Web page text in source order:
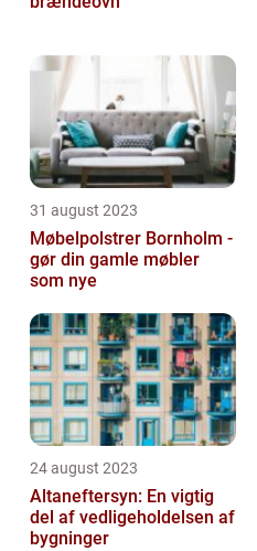
31 august 2023
Møbelpolstrer Bornholm -
gør din gamle møbler
som nye
24 august 2023
Altaneftersyn: En vigtig
del af vedligeholdelsen af
bygninger